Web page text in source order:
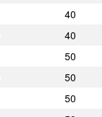
40
40
50
50
50